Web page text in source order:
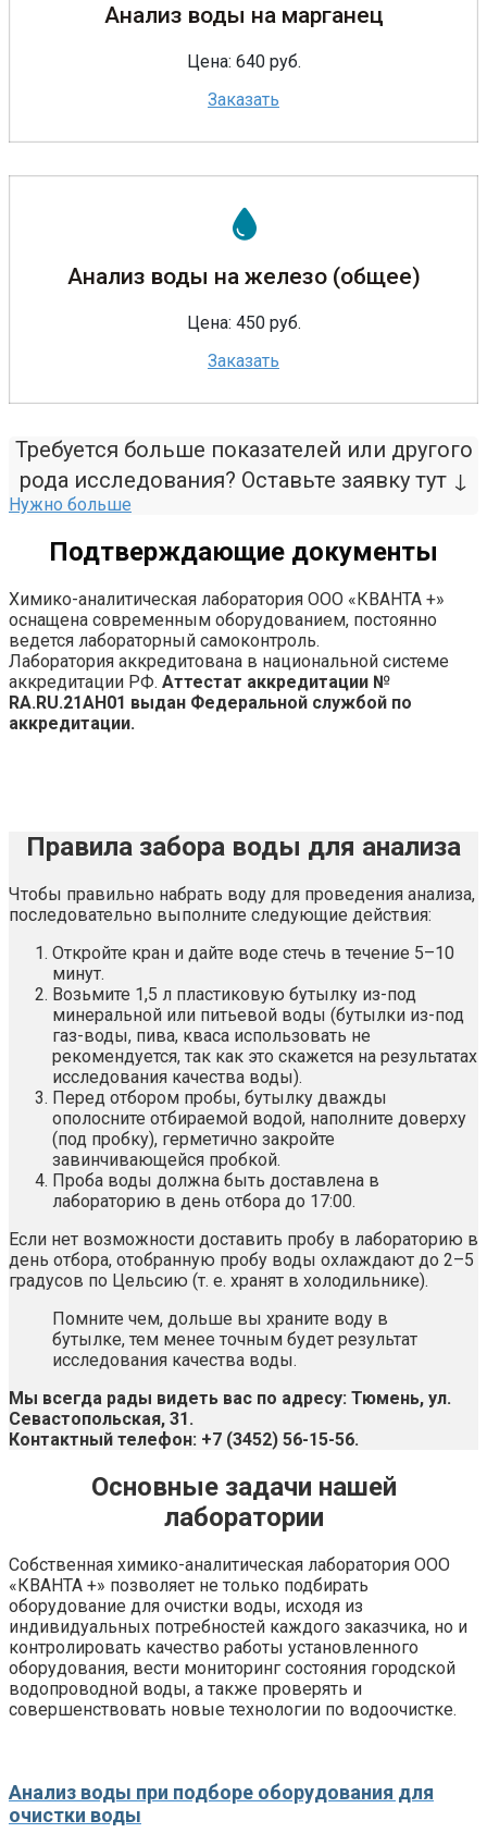
Анализ воды на марганец
Цена: 640 руб.
Заказать
Анализ воды на железо (общее)
Цена: 450 руб.
Заказать
Требуется больше показателей или другого
рода исследования? Оставьте заявку тут ↓
Нужно больше
Подтверждающие документы
Химико-аналитическая лаборатория ООО «КВАНТА +»
оснащена современным оборудованием, постоянно
ведется лабораторный самоконтроль.
Лаборатория аккредитована в национальной системе
аккредитации РФ. Аттестат аккредитации №
RA.RU.21AH01 выдан Федеральной службой по
аккредитации.
Правила забора воды для анализа
Чтобы правильно набрать воду для проведения анализа,
последовательно выполните следующие действия:
Откройте кран и дайте воде стечь в течение 5–10
минут.
Возьмите 1,5 л пластиковую бутылку из-под
минеральной или питьевой воды (бутылки из-под
газ-воды, пива, кваса использовать не
рекомендуется, так как это скажется на результатах
исследования качества воды).
Перед отбором пробы, бутылку дважды
ополосните отбираемой водой, наполните доверху
(под пробку), герметично закройте
завинчивающейся пробкой.
Проба воды должна быть доставлена в
лабораторию в день отбора до 17:00.
Если нет возможности доставить пробу в лабораторию в
день отбора, отобранную пробу воды охлаждают до 2–5
градусов по Цельсию (т. е. хранят в холодильнике).
Помните чем, дольше вы храните воду в
бутылке, тем менее точным будет результат
исследования качества воды.
Мы всегда рады видеть вас по адресу: Тюмень, ул.
Севастопольская, 31.
Контактный телефон: +7 (3452) 56-15-56.
Основные задачи нашей
лаборатории
Собственная химико-аналитическая лаборатория ООО
«КВАНТА +» позволяет не только подбирать
оборудование для очистки воды, исходя из
индивидуальных потребностей каждого заказчика, но и
контролировать качество работы установленного
оборудования, вести мониторинг состояния городской
водопроводной воды, а также проверять и
совершенствовать новые технологии по водоочистке.
Анализ воды при подборе оборудования для
очистки воды